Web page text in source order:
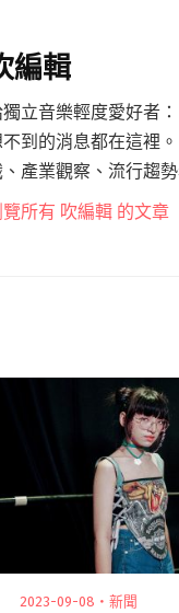
編輯
獨立音樂輕度愛好者
不到的消息都在這裡
、產業觀察、流行趨
覽所有 吹編輯 的文章
2023-09-08・新聞